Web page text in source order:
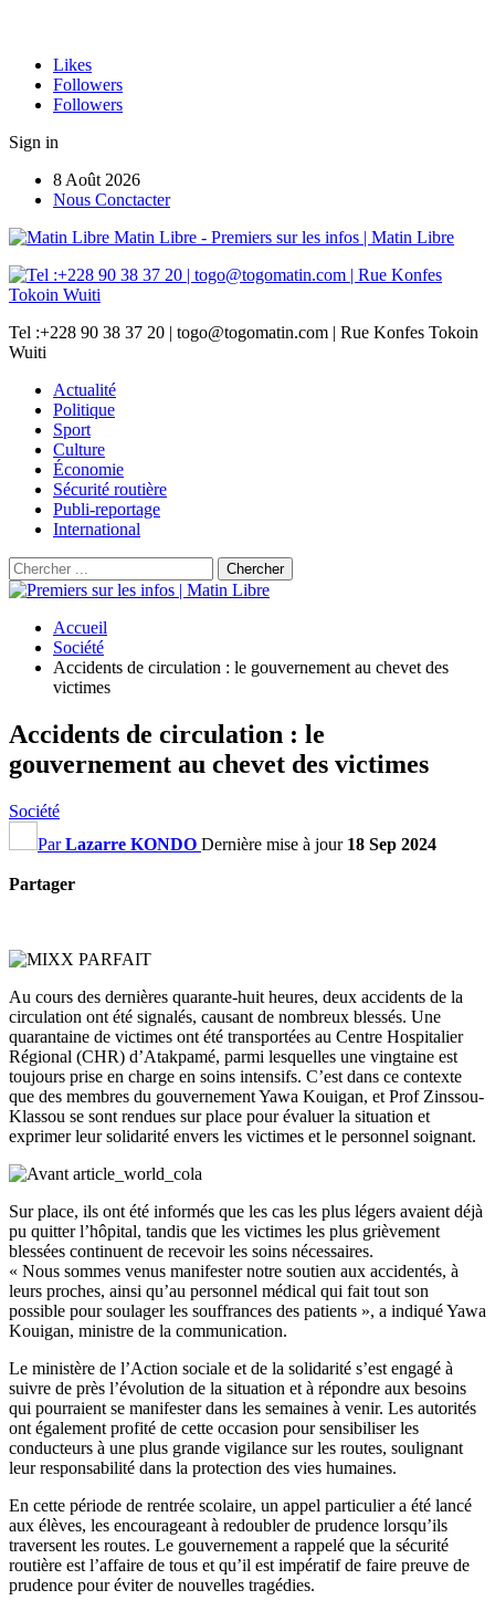
Likes
Followers
Followers
Sign in
8 Août 2026
Nous Conctacter
Matin Libre - Premiers sur les infos | Matin Libre
Tel :+228 90 38 37 20 | togo@togomatin.com | Rue Konfes Tokoin
Wuiti
Actualité
Politique
Sport
Culture
Économie
Sécurité routière
Publi-reportage
International
Accueil
Société
Accidents de circulation : le gouvernement au chevet des
victimes
Accidents de circulation : le
gouvernement au chevet des victimes
Société
ParLazarre KONDO Dernière mise à jour 18 Sep 2024
Partager
Au cours des dernières quarante-huit heures, deux accidents de la
circulation ont été signalés, causant de nombreux blessés. Une
quarantaine de victimes ont été transportées au Centre Hospitalier
Régional (CHR) d’Atakpamé, parmi lesquelles une vingtaine est
toujours prise en charge en soins intensifs. C’est dans ce contexte
que des membres du gouvernement Yawa Kouigan, et Prof Zinssou-
Klassou se sont rendues sur place pour évaluer la situation et
exprimer leur solidarité envers les victimes et le personnel soignant.
Sur place, ils ont été informés que les cas les plus légers avaient déjà
pu quitter l’hôpital, tandis que les victimes les plus grièvement
blessées continuent de recevoir les soins nécessaires.
« Nous sommes venus manifester notre soutien aux accidentés, à
leurs proches, ainsi qu’au personnel médical qui fait tout son
possible pour soulager les souffrances des patients », a indiqué Yawa
Kouigan, ministre de la communication.
Le ministère de l’Action sociale et de la solidarité s’est engagé à
suivre de près l’évolution de la situation et à répondre aux besoins
qui pourraient se manifester dans les semaines à venir. Les autorités
ont également profité de cette occasion pour sensibiliser les
conducteurs à une plus grande vigilance sur les routes, soulignant
leur responsabilité dans la protection des vies humaines.
En cette période de rentrée scolaire, un appel particulier a été lancé
aux élèves, les encourageant à redoubler de prudence lorsqu’ils
traversent les routes. Le gouvernement a rappelé que la sécurité
routière est l’affaire de tous et qu’il est impératif de faire preuve de
prudence pour éviter de nouvelles tragédies.